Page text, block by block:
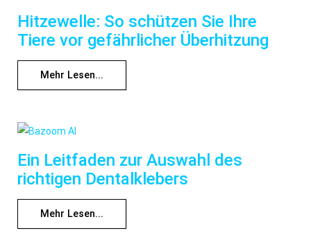
Hitzewelle: So schützen Sie Ihre
Tiere vor gefährlicher Überhitzung
Mehr Lesen...
Ein Leitfaden zur Auswahl des
richtigen Dentalklebers
Mehr Lesen...